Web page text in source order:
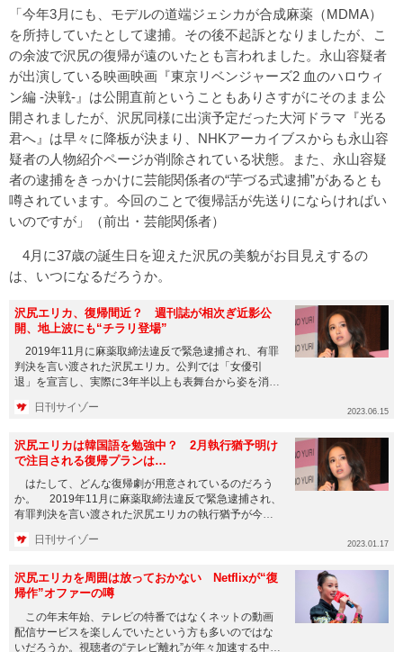
「今年3月にも、モデルの道端ジェシカが合成麻薬（MDMA）
を所持していたとして逮捕。その後不起訴となりましたが、こ
の余波で沢尻の復帰が遠のいたとも言われました。永山容疑者
が出演している映画映画『東京リベンジャーズ2 血のハロウィ
ン編 -決戦-』は公開直前ということもありさすがにそのまま公
開されましたが、沢尻同様に出演予定だった大河ドラマ『光る
君へ』は早々に降板が決まり、NHKアーカイブスからも永山容
疑者の人物紹介ページが削除されている状態。また、永山容疑
者の逮捕をきっかけに芸能関係者の“芋づる式逮捕”があるとも
噂されています。今回のことで復帰話が先送りにならければい
いのですが」（前出・芸能関係者）
4月に37歳の誕生日を迎えた沢尻の美貌がお目見えするの
は、いつになるだろうか。
沢尻エリカ、復帰間近？ 週刊誌が相次ぎ近影公
開、地上波にも“チラリ登場”
2019年11月に麻薬取締法違反で緊急逮捕され、有罪
判決を言い渡された沢尻エリカ。公判では「女優引
退」を宣言し、実際に3年半以上も表舞台から姿を消し
日刊サイゾー 2023.06.15
沢尻エリカは韓国語を勉強中？ 2月執行猶予明け
で注目される復帰プランは…
はたして、どんな復帰劇が用意されているのだろう
か。 2019年11月に麻薬取締法違反で緊急逮捕され、
有罪判決を言い渡された沢尻エリカの執行猶予が今年2
日刊サイゾー 2023.01.17
沢尻エリカを周囲は放っておかない Netflixが“復
帰作”オファーの噂
この年末年始、テレビの特番ではなくネットの動画
配信サービスを楽しんでいたという方も多いのではな
いだろうか。視聴者の“テレビ離れ”が年々加速する中